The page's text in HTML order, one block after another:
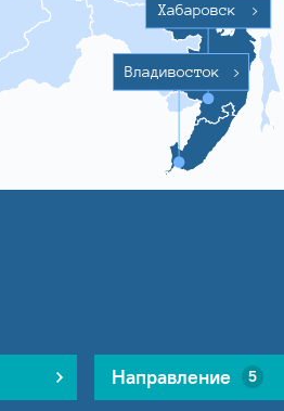
Хабаровск >
Владивосток >
Направление 5